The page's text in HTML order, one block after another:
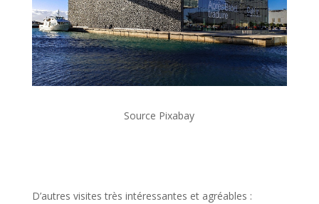
Source Pixabay
D’autres visites très intéressantes et agréables :